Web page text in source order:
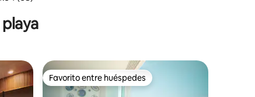
Favorito entre huéspedes
Favorito entre huéspedes